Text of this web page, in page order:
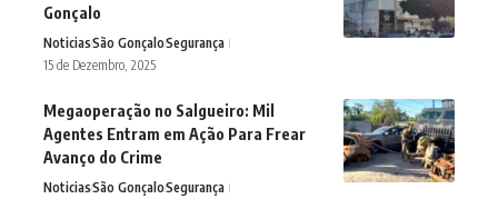
Gonçalo
NoticiasSão GonçaloSegurança
15 de Dezembro, 2025
Megaoperação no Salgueiro: Mil
Agentes Entram em Ação Para Frear
Avanço do Crime
NoticiasSão GonçaloSegurança